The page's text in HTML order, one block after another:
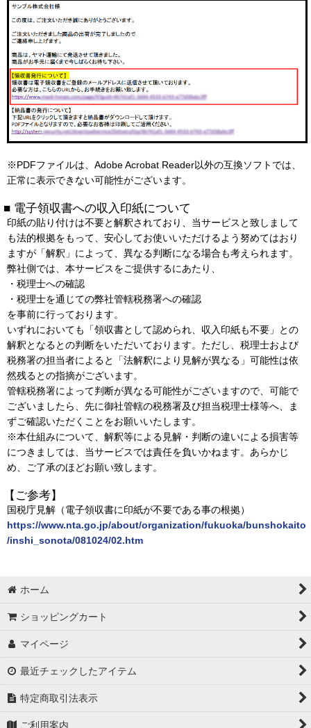
※PDFファイルは、Adobe Acrobat Reader以外の互換ソフトでは、
正常に表示できない可能性がございます。
■ 電子領収書への収入印紙について
印紙の貼り付けは不要と解釈されており、当サービスと致しまして
も法的根拠をもって、安心してお使いいただけるよう努めてはおり
ますが「解釈」によって、異なる判断になる場合も考えられます。
弊社側では、本サービスをご提供するにあたり、
・税理士への確認
・税理士を通じての弊社管轄税務署への確認
を事前に行っております。
いずれにおいても「領収書として認められ、収入印紙も不要」との
解釈となるとの判断をいただいております。ただし、税理士および
税務署の担当者によると「法解釈により見解が異なる」可能性は依
然残るとの指摘がございます。
管轄税務署によって判断が異なる可能性がございますので、可能で
ございましたら、先に御社管轄の税務署及び担当税理士様等へ、ま
ずご確認いただくことをお願いいたします。
※本仕組みについて、解釈等による見解・判断の違いによる損害等
につきましては、当サービスでは責任を負いかねます。あらかじ
め、ご了承のほどお願い致します。
【ご参考】
国税庁見解（電子領収書に印紙が不要である事の根拠）
https://www.nta.go.jp/about/organization/fukuoka/bunshokaito
/inshi_sonota/081024/02.htm
ホーム
ショッピングカート
マイページ
最近チェックしたアイテム
特定商取引法表示
ご利用案内